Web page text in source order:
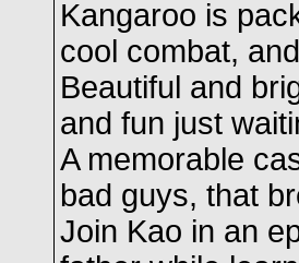
Kangaroo is
cool combat,
Beautiful and
and fun just
A memorable
bad guys, that
Join Kao in an